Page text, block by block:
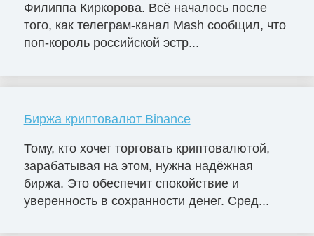
Филиппа Киркорова. Всё началось после
того, как телеграм-канал Mash сообщил, что
поп-король российской эстр...
Биржа криптовалют Binance
Тому, кто хочет торговать криптовалютой,
зарабатывая на этом, нужна надёжная
биржа. Это обеспечит спокойствие и
уверенность в сохранности денег. Сред...